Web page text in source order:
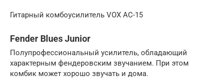
Гитарный комбоусилитель VOX AC-15
Fender Blues Junior
Полупрофессиональный усилитель, обладающий
характерным фендеровским звучанием. При этом
комбик может хорошо звучать и дома.